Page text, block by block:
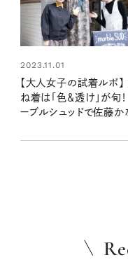
2023.11.01
【大人女子の試着ルポ】
ね着は「色＆透け」が旬
ーブルシュッドで佐藤か